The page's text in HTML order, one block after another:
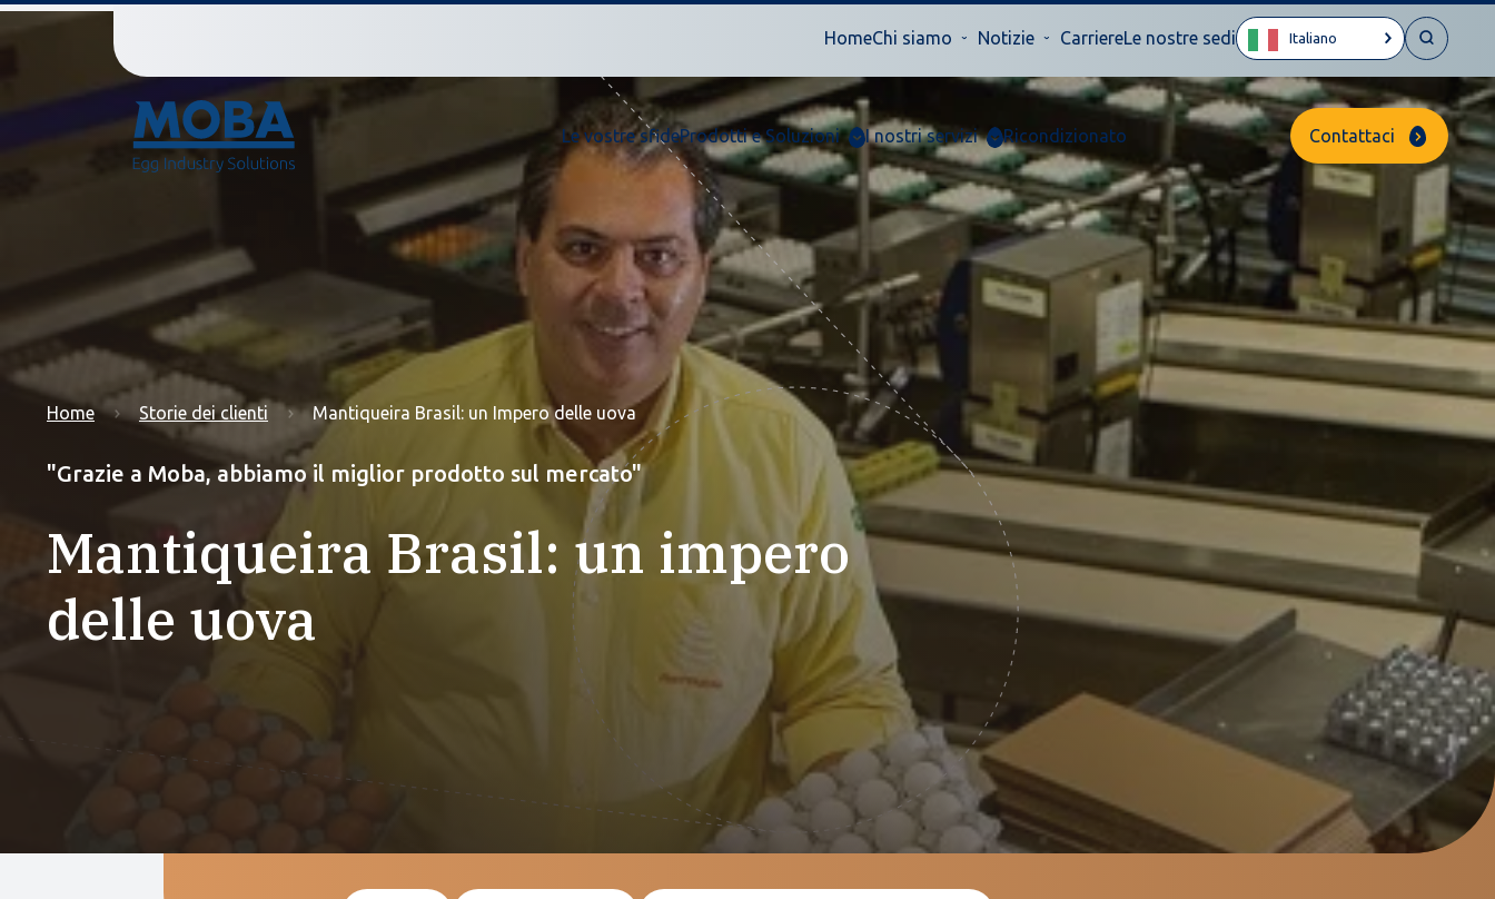
HomeChi siamo Notizie CarriereLe nostre sedi Italiano
Le vostre sfideProdotti e Soluzioni I nostri servizi Ricondizionato Contattaci
Home Storie dei clienti Mantiqueira Brasil: un Impero delle uova
"Grazie a Moba, abbiamo il miglior prodotto sul mercato"
Mantiqueira Brasil: un impero
delle uova